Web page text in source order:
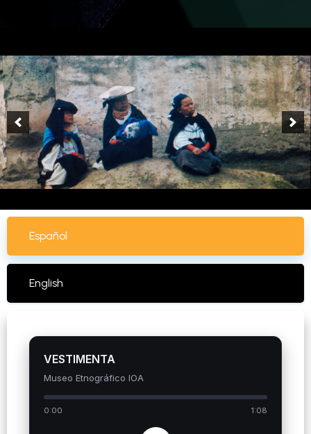
Español
English
VESTIMENTA
Museo Etnográfico IOA
0:00 1:08